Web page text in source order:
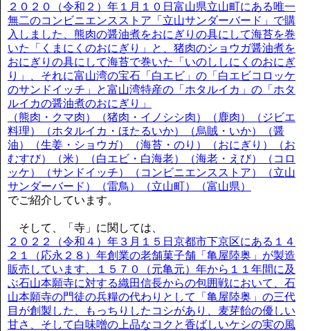
２０２０（令和２）年１月１０日富山県立山町にある唯一
無二のコンビニエンスストア「立山サンダーバード」で購
入しました、熊肉の醤油煮をおにぎりの具にして海苔を巻
いた「くまにくのおにぎり」と、猪肉のショウガ醤油煮を
おにぎりの具にして海苔で巻いた「いのししにくのおにぎ
り」、それに富山湾の宝石「白エビ」の「白エビコロッケ
のサンドイッチ」と富山湾特産の「ホタルイカ」の「ホタ
ルイカの醤油煮のおにぎり」
（熊肉・クマ肉）（猪肉・イノシシ肉）（鹿肉）（ジビエ
料理）（ホタルイカ・ほたるいか）（烏賊・いか）（醤
油）（生姜・ショウガ）（海苔・のり）（おにぎり）（お
むすび）（米）（白エビ・白海老）（海老・えび）（コロ
ッケ）（サンドイッチ）（コンビニエンスストア）（立山
サンダーバード）（雷鳥）（立山町）（富山県）
でご紹介しています。
そして、「寺」に関しては、
２０２２（令和４）年３月１５日京都市下京区にある１４
２１（応永２８）年創業の老舗菓子舗「亀屋陸奥」が製造
販売しています、１５７０（元亀元）年から１１年間に及
ぶ石山本願寺に対する織田信長からの包囲戦において、石
山本願寺の門徒の兵糧の代わりとして「亀屋陸奥」の三代
目が創製した、もっちりしたコシがあり、麦芽飴の優しい
甘さ、そして白味噌の上品なコクと香ばしいケシの実の風